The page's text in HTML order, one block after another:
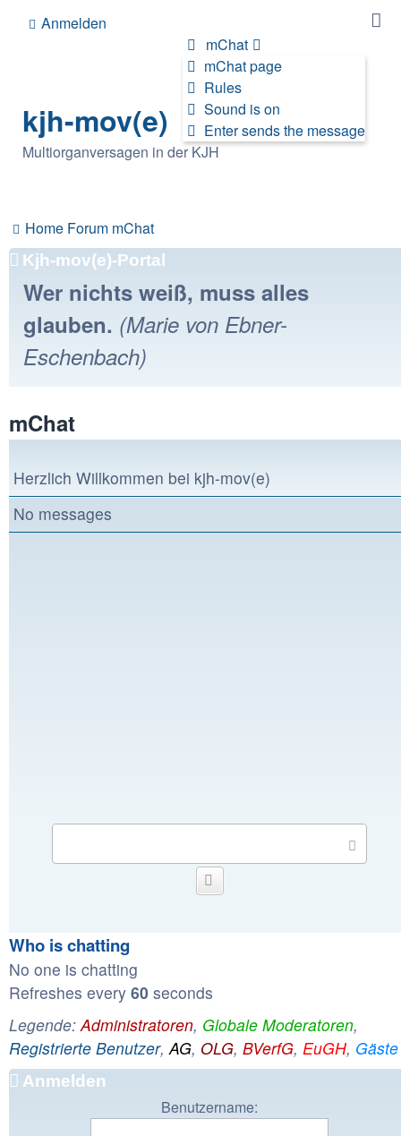
Anmelden
mChat
mChat page
Rules
Sound is on
Enter sends the message
kjh-mov(e)
Multiorganversagen in der KJH
Home Forum mChat
Kjh-mov(e)-Portal
Wer nichts weiß, muss alles
glauben. (Marie von Ebner-
Eschenbach)
mChat
Herzlich Willkommen bei kjh-mov(e)
No messages
Who is chatting
No one is chatting
Refreshes every 60 seconds
Legende:Administratoren, Globale Moderatoren,
Registrierte Benutzer,AG, OLG, BVerfG, EuGH, Gäste
Anmelden
Benutzername: